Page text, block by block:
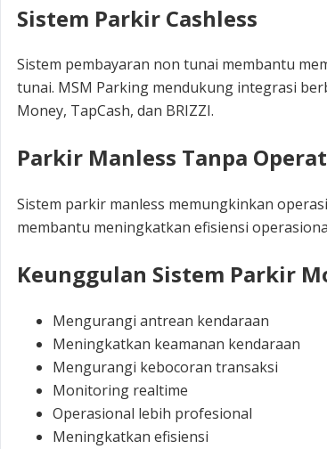
Sistem Parkir Cashless
Sistem pembayaran non tunai membantu
tunai. MSM Parking mendukung integrasi
Money, TapCash, dan BRIZZI.
Parkir Manless Tanpa
Sistem parkir manless memungkinkan
membantu meningkatkan efisiensi
Keunggulan Sistem Parkir
Mengurangi antrean kendaraan
Meningkatkan keamanan kendaraan
Mengurangi kebocoran transaksi
Monitoring realtime
Operasional lebih profesional
Meningkatkan efisiensi